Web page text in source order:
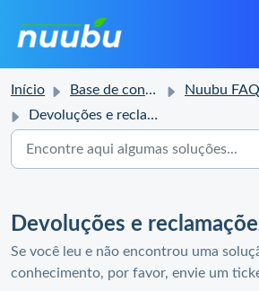
Início Base de conhecimento
Nuubu FAQ
Devoluções e reclamações
Devoluções e
Se você leu e não encontrou uma
conhecimento, por favor, envie um